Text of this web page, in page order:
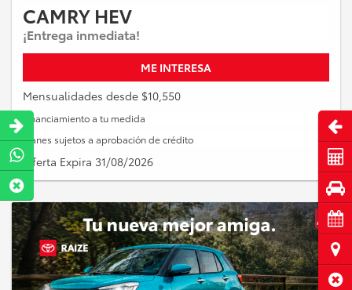
CAMRY HEV
¡Entrega inmediata!
ME INTERESA
Mensualidades desde $10,550
Financiamiento a tu medida
Planes sujetos a aprobación de crédito
Oferta Expira 31/08/2026